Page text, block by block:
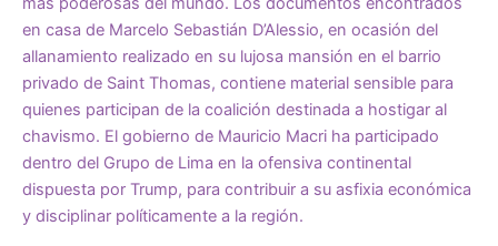
en casa de Marcelo Sebastián D’Alessio, en ocasión del
allanamiento realizado en su lujosa mansión en el barrio
privado de Saint Thomas, contiene material sensible para
quienes participan de la coalición destinada a hostigar al
chavismo. El gobierno de Mauricio Macri ha participado
dentro del Grupo de Lima en la ofensiva continental
dispuesta por Trump, para contribuir a su asfixia económica
y disciplinar políticamente a la región.